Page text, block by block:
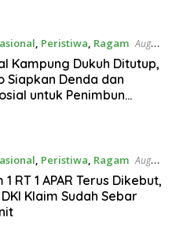
, Peristiwa, Ragam August
Kampung Dukuh Ditutup,
Siapkan Denda dan
untuk Penimbun
, Peristiwa, Ragam August
RT 1 APAR Terus Dikebut,
Klaim Sudah Sebar